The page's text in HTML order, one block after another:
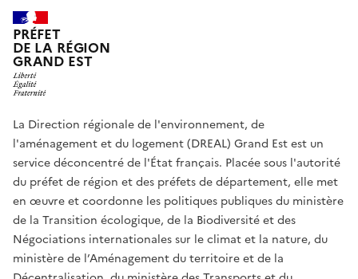
PRÉFET
DE LA RÉGION
GRAND EST
La Direction régionale de l'environnement, de
l'aménagement et du logement (DREAL) Grand Est est un
service déconcentré de l'État français. Placée sous l'autorité
du préfet de région et des préfets de département, elle met
en œuvre et coordonne les politiques publiques du ministère
de la Transition écologique, de la Biodiversité et des
Négociations internationales sur le climat et la nature, du
ministère de l’Aménagement du territoire et de la